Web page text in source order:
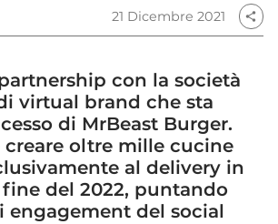
21 Dicembre 2021 share
con la società
virtual brand che sta
di MrBeast Burger.
creare oltre mille cucine
al delivery in
del 2022, puntando
engagement del social